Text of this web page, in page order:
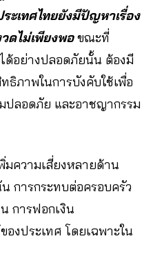
ระเทศไทยยังมีปัญหาเรื่อง
ดไม่เพียงพอขณะที่
ด้อย่างปลอดภัยนั้น ต้องมี
ภาพในการบังคับใช้เพื่อ
ลอดภัย และอาชญากรรม
มความเสี่ยงหลายด้าน
การกระทบต่อครอบครัว
การฟอกเงิน
งประเทศ โดยเฉพาะใน